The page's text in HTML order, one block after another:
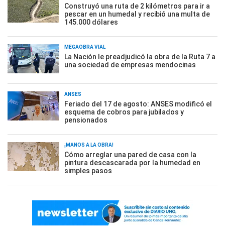
Construyó una ruta de 2 kilómetros para ir a
pescar en un humedal y recibió una multa de
145.000 dólares
MEGAOBRA VIAL
La Nación le preadjudicó la obra de la Ruta 7 a
una sociedad de empresas mendocinas
ANSES
Feriado del 17 de agosto: ANSES modificó el
esquema de cobros para jubilados y
pensionados
¡MANOS A LA OBRA!
Cómo arreglar una pared de casa con la
pintura descascarada por la humedad en
simples pasos